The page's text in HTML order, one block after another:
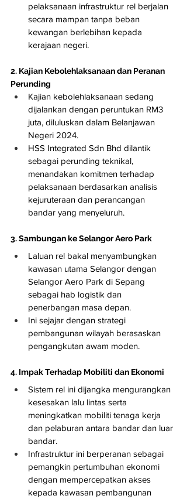
pelaksanaan infrastruktur rel berjalan
secara mampan tanpa beban
kewangan berlebihan kepada
kerajaan negeri.
2. Kajian Kebolehlaksanaan dan Peranan
Perunding
Kajian kebolehlaksanaan sedang
dijalankan dengan peruntukan RM3
juta, diluluskan dalam Belanjawan
Negeri 2024.
HSS Integrated Sdn Bhd dilantik
sebagai perunding teknikal,
menandakan komitmen terhadap
pelaksanaan berdasarkan analisis
kejuruteraan dan perancangan
bandar yang menyeluruh.
3. Sambungan ke Selangor Aero Park
Laluan rel bakal menyambungkan
kawasan utama Selangor dengan
Selangor Aero Park di Sepang
sebagai hab logistik dan
penerbangan masa depan.
Ini sejajar dengan strategi
pembangunan wilayah berasaskan
pengangkutan awam moden.
4. Impak Terhadap Mobiliti dan Ekonomi
Sistem rel ini dijangka mengurangkan
kesesakan lalu lintas serta
meningkatkan mobiliti tenaga kerja
dan pelaburan antara bandar dan luar
bandar.
Infrastruktur ini berperanan sebagai
pemangkin pertumbuhan ekonomi
dengan mempercepatkan akses
kepada kawasan pembangunan